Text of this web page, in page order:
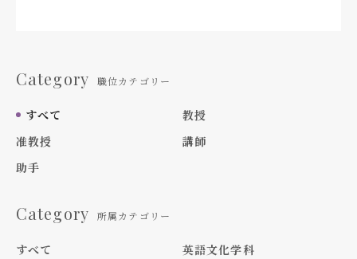
Category 職位カテゴリー
すべて
教授
准教授
講師
助手
Category 所属カテゴリー
すべて
英語文化学科